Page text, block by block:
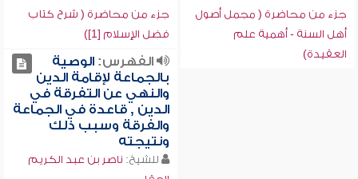
جزء من محاضرة ( مجمل أصول
أهل السنة - أهمية علم
العقيدة)
جزء من محاضرة ( شرح كتاب
فضل الإسلام [1])
الفهرس:الوصية
بالجماعة لإقامة الدين
والنهي عن التفرقة في
الدين , قاعدة في الجماعة
والفرقة وسبب ذلك
ونتيجته
للشيخ: ناصر بن عبد الكريم